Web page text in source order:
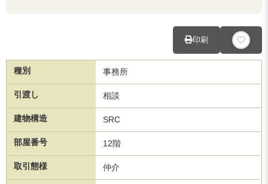
印刷
種別 事務所
引渡し 相談
建物構造 SRC
部屋番号 12階
取引態様 仲介